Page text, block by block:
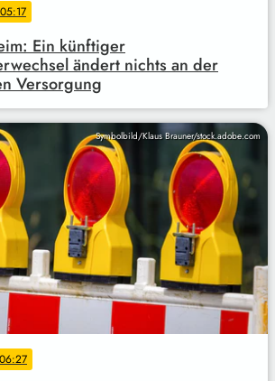
Ein künftiger
ändert nichts an der
Versorgung
Symbolbild/Klaus Brauner/stock.adobe.com